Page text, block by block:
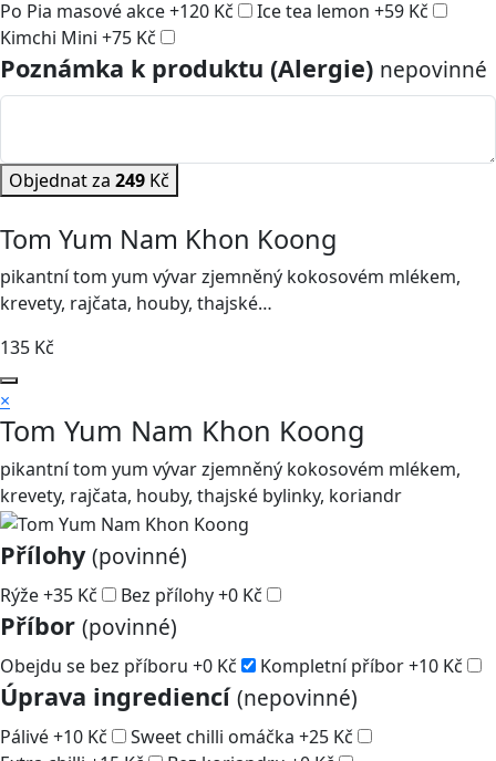
Po Pia masové akce+120 Kč Ice tea lemon +59 Kč
Kimchi Mini +75 Kč
Poznámka k produktu (Alergie) nepovinné
Objednat za 249 Kč
Tom Yum Nam Khon Koong
pikantní tom yum vývar zjemněný kokosovém mlékem,
krevety, rajčata, houby, thajské…
135 Kč
×
Tom Yum Nam Khon Koong
pikantní tom yum vývar zjemněný kokosovém mlékem,
krevety, rajčata, houby, thajské bylinky, koriandr
Přílohy (povinné)
Rýže+35 Kč Bez přílohy+0 Kč
Příbor (povinné)
Obejdu se bez příboru +0 Kč Kompletní příbor+10 Kč
Úprava ingrediencí (nepovinné)
Pálivé+10 Kč Sweet chilli omáčka +25 Kč